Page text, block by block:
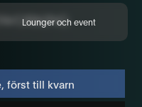
Lounger och event
först till kvarn